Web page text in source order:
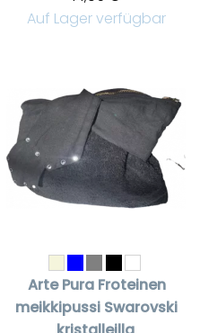
Auf Lager verfügbar
Arte Pura Froteinen
meikkipussi Swarovski